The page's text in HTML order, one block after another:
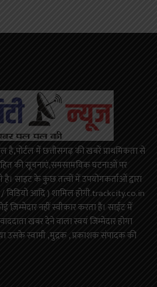
में छत्तीसगढ़ की खबरें प्राथमिकता से
की सूचनाएं,समसामयिक घटनाओं पर
है। साइट के कुछ तत्वों में उपयोगकर्ताओं द्वारा
/ विडियो आदि ) शामिल होगी.trackcity.co.in
ज़िम्मेदार नहीं स्वीकार करता है। साईट में
खबर देने वाला स्वयं जिम्मेदार होगा
स्वामी ,मुद्रक , प्रकाशक संपादक की